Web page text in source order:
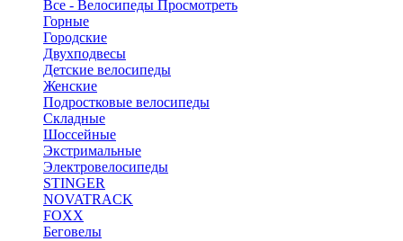
Все - Велосипеды Просмотреть
Горные
Городские
Двухподвесы
Детские велосипеды
Женские
Подростковые велосипеды
Складные
Шоссейные
Экстримальные
Электровелосипеды
STINGER
NOVATRACK
FOXX
Беговелы